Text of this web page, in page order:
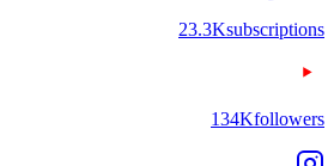
23.3Ksubscriptions
134Kfollowers